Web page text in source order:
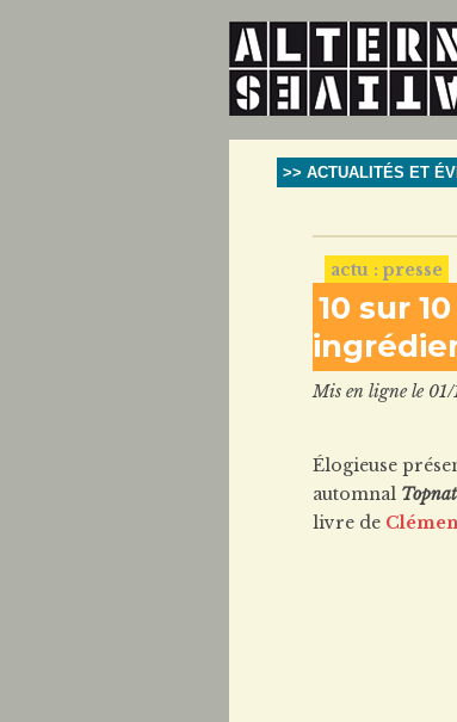
>> ACTUALITÉS ET
actu : presse
10 sur
Mis en ligne le
Élogieuse
automnal
livre de